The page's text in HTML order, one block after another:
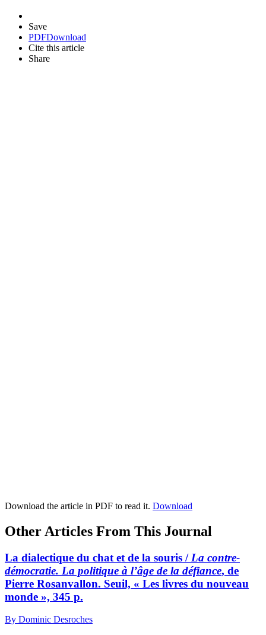
Save
PDFDownload
Cite this article
Share
Download the article in PDF to read it. Download
Other Articles From This Journal
La dialectique du chat et de la souris / La contre-
démocratie. La politique à l’âge de la défiance, de
Pierre Rosanvallon. Seuil, « Les livres du nouveau
monde », 345 p.
By Dominic Desroches